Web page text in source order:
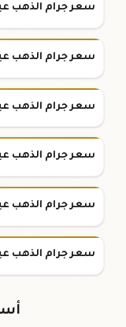
سعر جرام الذهب عيار
سعر جرام الذهب عيار
سعر جرام الذهب عيار
سعر جرام الذهب عيار
سعر جرام الذهب عيار
سعر جرام الذهب عيار